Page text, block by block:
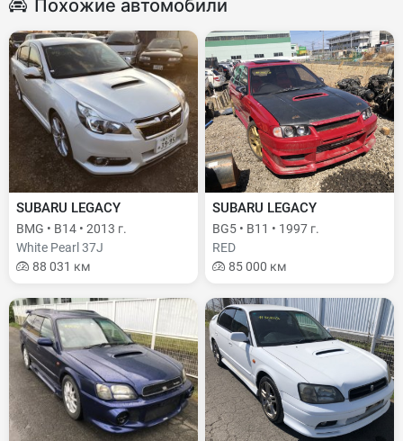
Похожие автомобили
SUBARU LEGACY
BMG • B14 • 2013 г.
White Pearl 37J
88 031 км
SUBARU LEGACY
BG5 • B11 • 1997 г.
RED
85 000 км